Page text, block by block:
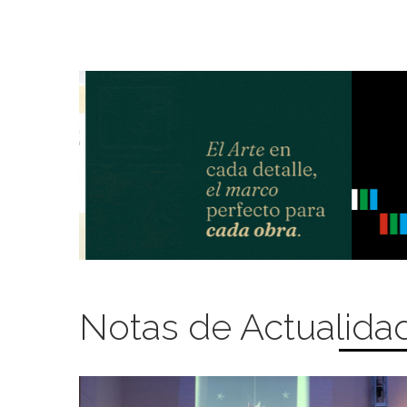
Notas de